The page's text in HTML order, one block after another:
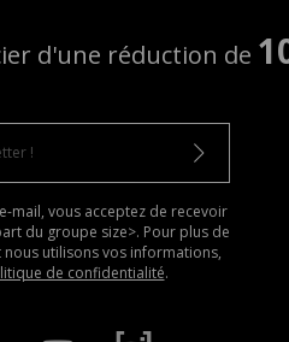
d'une réduction de
mail, vous acceptez de recevoir
du groupe size>. Pour plus de
utilisons vos informations,
de confidentialité.